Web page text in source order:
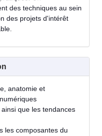
des techniques au sein
des projets d'intérêt
anatomie et
que les tendances
les composantes du